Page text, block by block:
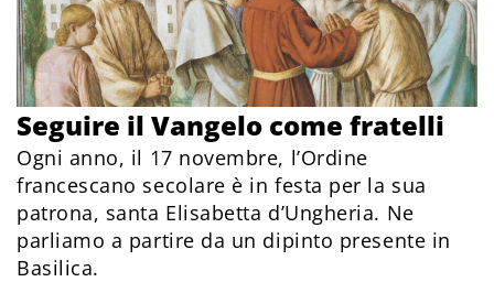
Seguire il Vangelo come fratelli
Ogni anno, il 17 novembre, l’Ordine
francescano secolare è in festa per la sua
patrona, santa Elisabetta d’Ungheria. Ne
parliamo a partire da un dipinto presente in
Basilica.